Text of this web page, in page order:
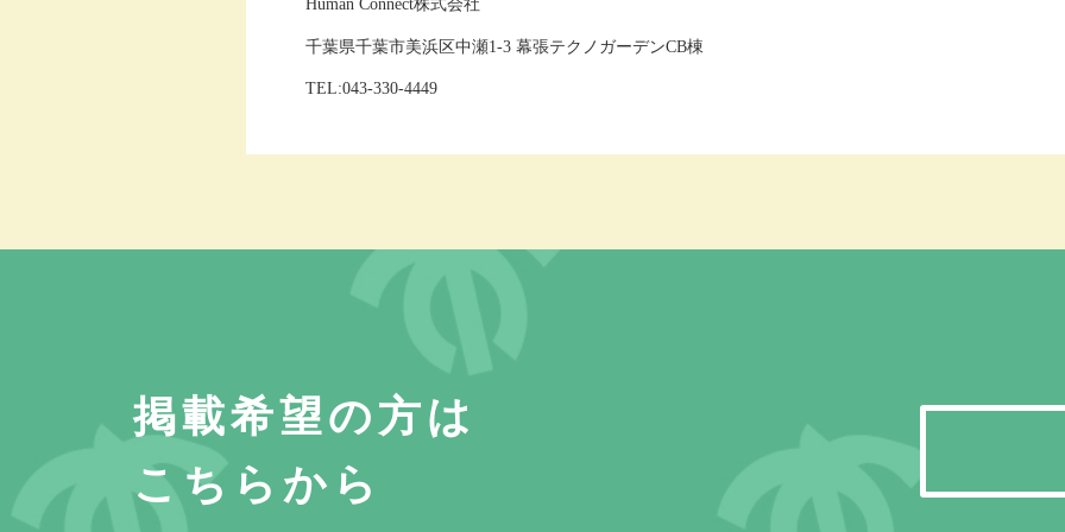
Human Connect株式会社
千葉県千葉市美浜区中瀬1-3 幕張テクノガーデンCB棟
TEL:043-330-4449
掲載希望の方は
こちらから